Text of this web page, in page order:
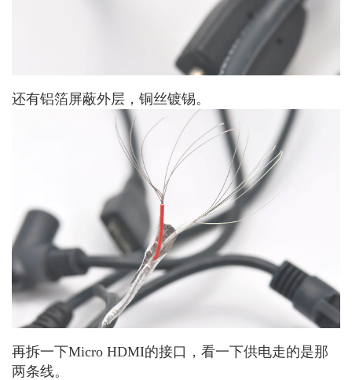
还有铝箔屏蔽外层，铜丝镀锡。
再拆一下Micro HDMI的接口，看一下供电走的是那
两条线。